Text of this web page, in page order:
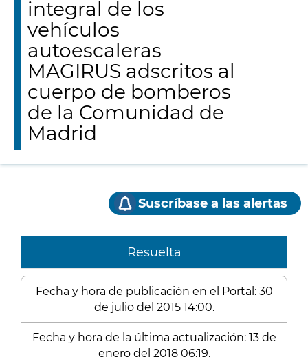
integral de los
vehículos
autoescaleras
MAGIRUS adscritos al
cuerpo de bomberos
de la Comunidad de
Madrid
Suscríbase a las alertas
Resuelta
Fecha y hora de publicación en el Portal: 30
de julio del 2015 14:00.
Fecha y hora de la última actualización: 13 de
enero del 2018 06:19.